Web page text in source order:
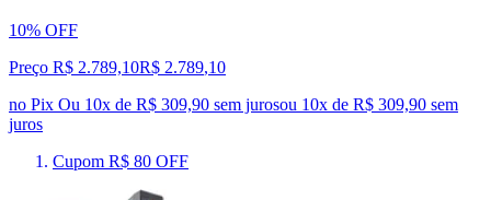
10% OFF
Preço R$ 2.789,10R$ 2.789,10
no Pix Ou 10x de R$ 309,90 sem jurosou 10x de R$ 309,90 sem
juros
Cupom R$ 80 OFF